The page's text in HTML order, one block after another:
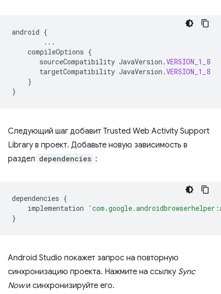
android {
...
compileOptions {
sourceCompatibility JavaVersion .VERSION_1_8
targetCompatibility JavaVersion .VERSION_1_8
}
}
Следующий шаг добавит Trusted Web Activity Support
Library в проект. Добавьте новую зависимость в
раздел dependencies :
dependencies {
implementation
}
Android Studio покажет запрос на повторную
синхронизацию проекта. Нажмите на ссылку Sync
Nowи синхронизируйте его.